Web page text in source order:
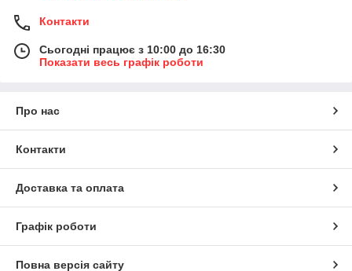
Контакти
Сьогодні працює з 10:00 до 16:30
Показати весь графік роботи
Про нас
Контакти
Доставка та оплата
Графік роботи
Повна версія сайту